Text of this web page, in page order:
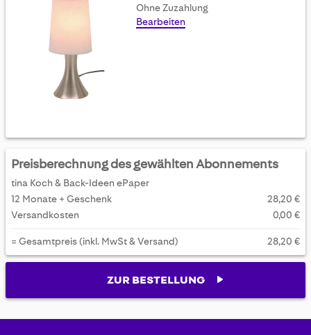
Ohne Zuzahlung
Bearbeiten
Preisberechnung des gewählten Abonnements
tina Koch & Back-Ideen ePaper
12 Monate + Geschenk
28,20 €
Versandkosten
0,00 €
= Gesamtpreis (inkl. MwSt & Versand) 28,20 €
ZUR BESTELLUNG